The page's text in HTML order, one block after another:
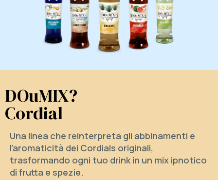
DOuMIX?
Cordial
Una linea che reinterpreta gli abbinamenti e
l’aromaticità dei Cordials originali,
trasformando ogni tuo drink in un mix ipnotico
di frutta e spezie.